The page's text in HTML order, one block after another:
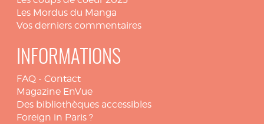
Les Mordus du Manga
Vos derniers commentaires
INFORMATIONS
FAQ - Contact
Magazine EnVue
Des bibliothèques accessibles
Foreign in Paris ?